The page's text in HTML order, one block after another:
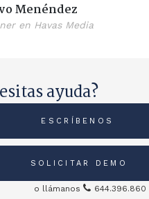
Menéndez
en Havas Media
ayuda?
ESCRÍBENOS
SOLICITAR DEMO
o llámanos 644.396.860